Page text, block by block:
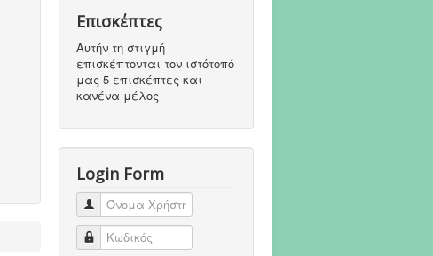
Επισκέπτες
Αυτήν τη στιγμή
επισκέπτονται τον ιστότοπό
μας 5 επισκέπτες και
κανένα μέλος
Login Form
Όνομα Χρήστη
Κωδικός